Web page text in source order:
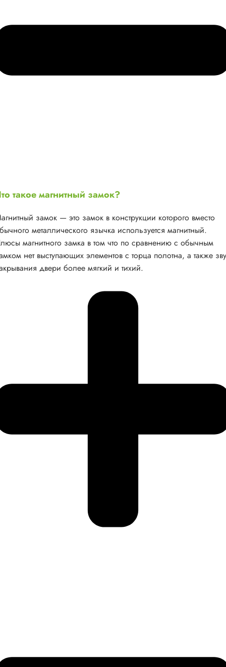
такое магнитный замок?
замок — это замок в конструкции которого вместо
металлического язычка используется магнитный.
магнитного замка в том что по сравнению с обычным
нет выступающих элементов с торца полотна, а также
двери более мягкий и тихий.